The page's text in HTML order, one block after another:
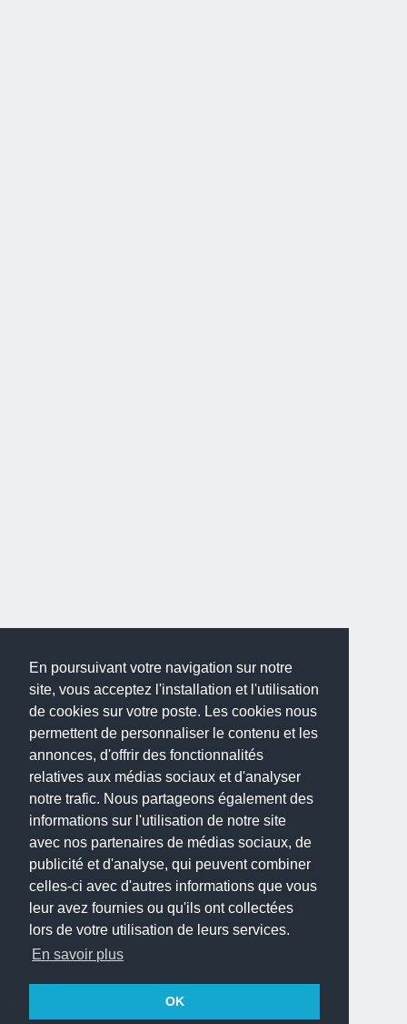
En poursuivant votre navigation sur notre
site, vous acceptez l'installation et l'utilisation
de cookies sur votre poste. Les cookies nous
permettent de personnaliser le contenu et les
annonces, d'offrir des fonctionnalités
relatives aux médias sociaux et d'analyser
notre trafic. Nous partageons également des
informations sur l'utilisation de notre site
avec nos partenaires de médias sociaux, de
publicité et d'analyse, qui peuvent combiner
celles-ci avec d'autres informations que vous
leur avez fournies ou qu'ils ont collectées
lors de votre utilisation de leurs services.
En savoir plus
OK